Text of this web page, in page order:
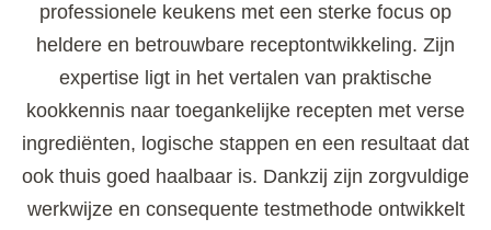
professionele keukens met een sterke focus op
heldere en betrouwbare receptontwikkeling. Zijn
expertise ligt in het vertalen van praktische
kookkennis naar toegankelijke recepten met verse
ingrediënten, logische stappen en een resultaat dat
ook thuis goed haalbaar is. Dankzij zijn zorgvuldige
werkwijze en consequente testmethode ontwikkelt